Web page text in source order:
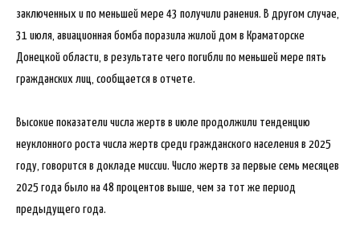
заключенных и по меньшей мере 43 получили ранения. В другом случае,
31 июля, авиационная бомба поразила жилой дом в Краматорске
Донецкой области, в результате чего погибли по меньшей мере пять
гражданских лиц, сообщается в отчете.
Высокие показатели числа жертв в июле продолжили тенденцию
неуклонного роста числа жертв среди гражданского населения в 2025
году, говорится в докладе миссии. Число жертв за первые семь месяцев
2025 года было на 48 процентов выше, чем за тот же период
предыдущего года.